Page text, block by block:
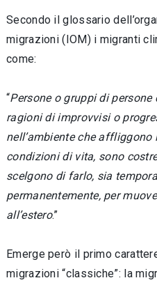
Secondo il glossario
migrazioni (IOM) i migranti
come:
“Persone o gruppi di persone
ragioni di improvvisi o
nell’ambiente che
condizioni di vita, sono
scelgono di farlo, sia
permanentemente, per
all’estero.”
Emerge però il primo
migrazioni “classiche”: la